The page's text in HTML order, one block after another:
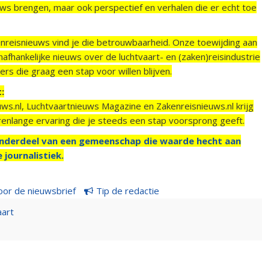
brengen, maar ook perspectief en verhalen die er echt toe
vind je die betrouwbaarheid. Onze toewijding aan
nieuws over de luchtvaart- en (zaken)reisindustrie
die graag een stap voor willen blijven.
Luchtvaartnieuws Magazine en Zakenreisnieuws.nl krijg
ervaring die je steeds een stap voorsprong geeft.
van een gemeenschap die waarde hecht aan
journalistiek.
de nieuwsbrief
Tip de redactie